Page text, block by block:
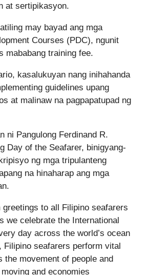
at sertipikasyon.
may bayad ang mga
Courses (PDC), ngunit
mababang training fee.
kasalukuyan nang inihahanda
guidelines upang
at malinaw na pagpapatupad ng
ni Pangulong Ferdinand R.
Day of the Seafarer, binigyang-
ng mga tripulanteng
na hinaharap ang mga
greetings to all Filipino seafarers
we celebrate the International
day across the world’s ocean
Filipino seafarers perform vital
the movement of people and
and economies